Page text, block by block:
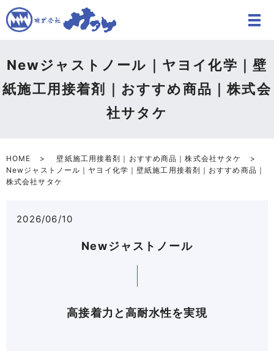
Newジャストノール｜ヤヨイ化学｜壁
紙施工用接着剤｜おすすめ商品｜株式会
社サタケ
HOME
壁紙施工用接着剤｜おすすめ商品｜株式会社サタケ
Newジャストノール｜ヤヨイ化学｜壁紙施工用接着剤｜おすすめ商品｜
株式会社サタケ
2026/06/10
Newジャストノール
高接着力と高耐水性を実現